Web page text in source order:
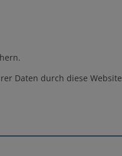
Daten durch diese Website